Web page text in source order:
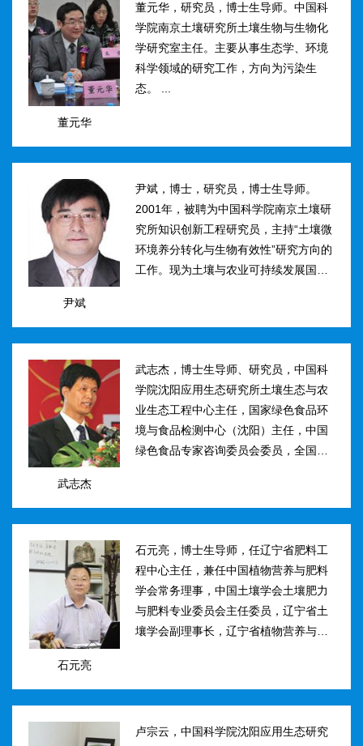
董元华
董元华，研究员，博士生导师。中国科
学院南京土壤研究所土壤生物与生物化
学研究室主任。主要从事生态学、环境
科学领域的研究工作，方向为污染生
态。 ...
尹斌
尹斌，博士，研究员，博士生导师。
2001年，被聘为中国科学院南京土壤研
究所知识创新工程研究员，主持“土壤微
环境养分转化与生物有效性”研究方向的
工作。现为土壤与农业可持续发展国家
影...
武志杰
武志杰，博士生导师、研究员，中国科
学院沈阳应用生态研究所土壤生态与农
业生态工程中心主任，国家绿色食品环
境与食品检测中心（沈阳）主任，中国
绿色食品专家咨询委员会委员，全国肥
学调控、新型缓控释肥料研制；土壤...
石元亮
石元亮，博士生导师，任辽宁省肥料工
程中心主任，兼任中国植物营养与肥料
学会常务理事，中国土壤学会土壤肥力
与肥料专业委员会主任委员，辽宁省土
壤学会副理事长，辽宁省植物营养与肥
家“十二五&rdqu...
卢宗云，中国科学院沈阳应用生态研究